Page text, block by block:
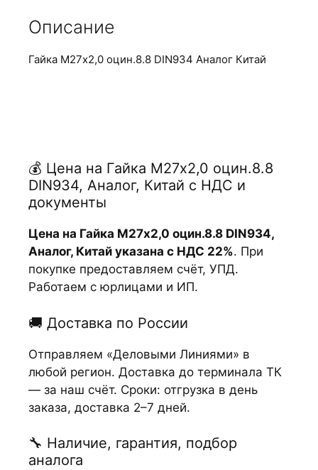
Описание
Гайка М27х2,0 оцин.8.8 DIN934 Аналог Китай
💰 Цена на Гайка М27х2,0 оцин.8.8
DIN934, Аналог, Китай с НДС и
документы
Цена на Гайка М27х2,0 оцин.8.8 DIN934,
Аналог, Китай указана с НДС 22%. При
покупке предоставляем счёт, УПД.
Работаем с юрлицами и ИП.
🚚 Доставка по России
Отправляем «Деловыми Линиями» в
любой регион. Доставка до терминала ТК
— за наш счёт. Сроки: отгрузка в день
заказа, доставка 2–7 дней.
🔧 Наличие, гарантия, подбор
аналога